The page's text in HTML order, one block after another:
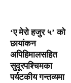
‘ए मेरो हजुर ५’ को
छायांकन
अपिहिमालसहित
सुदूरपश्चिमका
पर्यटकीय गन्तव्यमा